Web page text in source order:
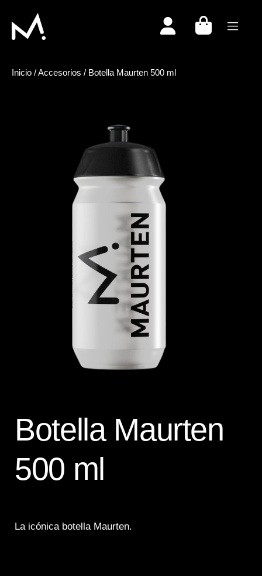
Inicio /Accesorios / Botella Maurten 500 ml
Botella Maurten
500 ml
La icónica botella Maurten.